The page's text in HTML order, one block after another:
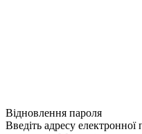
Відновлення пароля
Введіть адресу